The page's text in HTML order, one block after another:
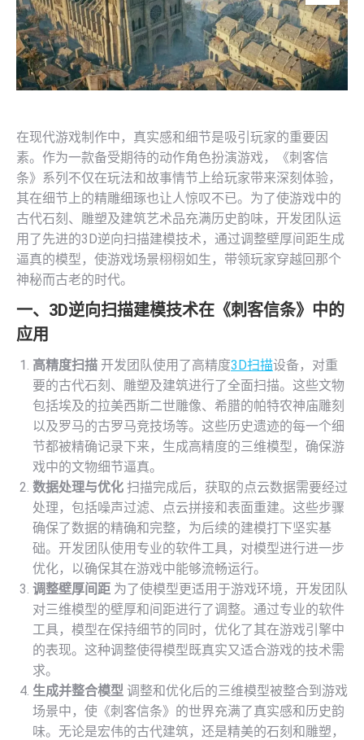
在现代游戏制作中，真实感和细节是吸引玩家的重要因
素。作为一款备受期待的动作角色扮演游戏，《刺客信
条》系列不仅在玩法和故事情节上给玩家带来深刻体验，
其在细节上的精雕细琢也让人惊叹不已。为了使游戏中的
古代石刻、雕塑及建筑艺术品充满历史韵味，开发团队运
用了先进的3D逆向扫描建模技术，通过调整壁厚间距生成
逼真的模型，使游戏场景栩栩如生，带领玩家穿越回那个
神秘而古老的时代。
一、3D逆向扫描建模技术在《刺客信条》中的
应用
高精度扫描 开发团队使用了高精度3D扫描设备，对重
要的古代石刻、雕塑及建筑进行了全面扫描。这些文物
包括埃及的拉美西斯二世雕像、希腊的帕特农神庙雕刻
以及罗马的古罗马竞技场等。这些历史遗迹的每一个细
节都被精确记录下来，生成高精度的三维模型，确保游
戏中的文物细节逼真​。
数据处理与优化 扫描完成后，获取的点云数据需要经过
处理，包括噪声过滤、点云拼接和表面重建。这些步骤
确保了数据的精确和完整，为后续的建模打下坚实基
础。开发团队使用专业的软件工具，对模型进行进一步
优化，以确保其在游戏中能够流畅运行。
调整壁厚间距 为了使模型更适用于游戏环境，开发团队
对三维模型的壁厚和间距进行了调整。通过专业的软件
工具，模型在保持细节的同时，优化了其在游戏引擎中
的表现。这种调整使得模型既真实又适合游戏的技术需
求​。
生成并整合模型 调整和优化后的三维模型被整合到游戏
场景中，使《刺客信条》的世界充满了真实感和历史韵
味。无论是宏伟的古代建筑，还是精美的石刻和雕塑，